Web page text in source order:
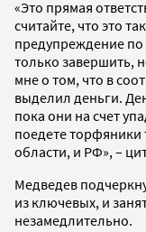
«Это прямая
считайте, что это
предупреждение по
только завершить,
мне о том, что в
выделил деньги.
пока они на счет
поедете торфяники
области, и РФ», –
Медведев
из ключевых, и
незамедлительно.